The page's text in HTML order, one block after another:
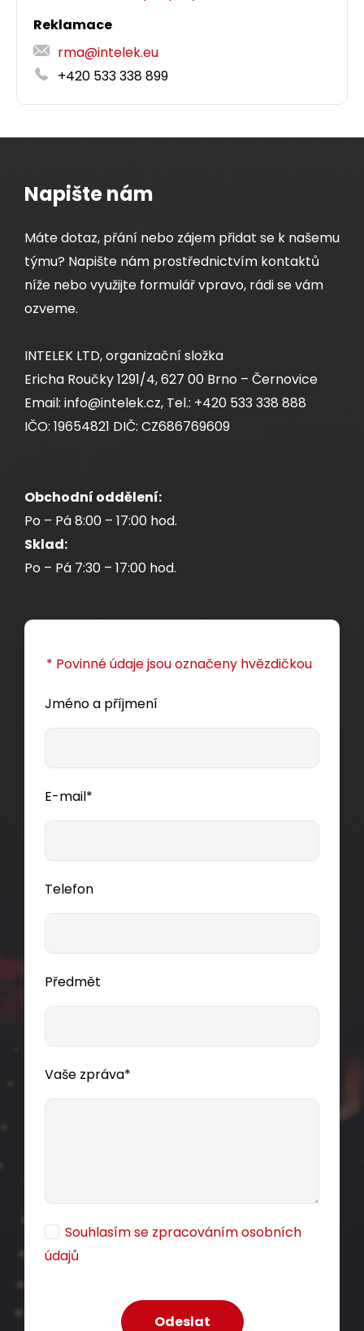
Reklamace
rma@intelek.eu
+420 533 338 899
Napište nám
Máte dotaz, přání nebo zájem přidat se k našemu
týmu? Napište nám prostřednictvím kontaktů
níže nebo využijte formulář vpravo, rádi se vám
ozveme.
INTELEK LTD, organizační složka
Ericha Roučky 1291/4, 627 00 Brno – Černovice
Email: info@intelek.cz, Tel.: +420 533 338 888
IČO: 19654821 DIČ: CZ686769609
Obchodní oddělení:
Po – Pá 8:00 – 17:00 hod.
Sklad:
Po – Pá 7:30 – 17:00 hod.
* Povinné údaje jsou označeny hvězdičkou
Jméno a příjmení
E-mail*
Telefon
Předmět
Vaše zpráva*
Souhlasím se zpracováním osobních
údajů